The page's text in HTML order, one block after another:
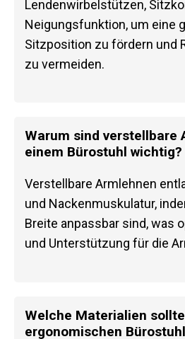
Lendenwirbelstützen,
Neigungsfunktion, um eine
Sitzposition zu fördern und
zu vermeiden.
Warum sind verstellbare
einem Bürostuhl wichtig?
Verstellbare Armlehnen
und Nackenmuskulatur,
Breite anpassbar sind, was
und Unterstützung für die
Welche Materialien
ergonomischen